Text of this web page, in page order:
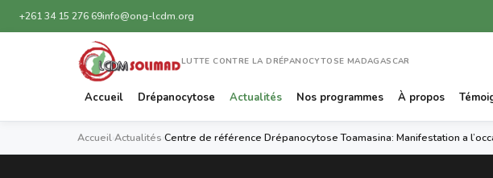
+261 34 15 276 69info@ong-lcdm.org
LUTTE CONTRE LA DRÉPANOCYTOSE MADAGASCAR
Accueil Drépanocytose Actualités Nos programmes À propos
AccueilActualités Centre de référence Drépanocytose Toamasina: Manifestation a